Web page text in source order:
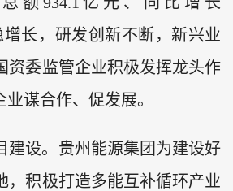
增长，研发创新不断，新兴业
资委监管企业积极发挥龙头作
谋合作、促发展。
建设。贵州能源集团为建设好
，积极打造多能互补循环产业